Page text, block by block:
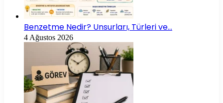
Benzetme Nedir? Unsurları, Türleri ve…
4 Ağustos 2026